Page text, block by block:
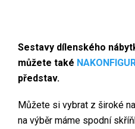
Sestavy dílenského
můžete také
představ.
Můžete si vybrat z široké
na výběr máme spodní